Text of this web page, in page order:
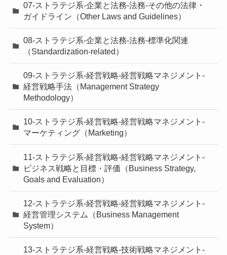
07-ストラテジ系-企業と法務-法務-その他の法律・
ガイドライン（Other Laws and Guidelines）
08-ストラテジ系-企業と法務-法務-標準化関連
（Standardization-related）
09-ストラテジ系-経営戦略-経営戦略マネジメント-
経営戦略手法（Management Strategy
Methodology）
10-ストラテジ系-経営戦略-経営戦略マネジメント-
マーケティング（Marketing）
11-ストラテジ系-経営戦略-経営戦略マネジメント-
ビジネス戦略と目標・評価（Business Strategy,
Goals and Evaluation）
12-ストラテジ系-経営戦略-経営戦略マネジメント-
経営管理システム（Business Management
System）
13-ストラテジ系-経営戦略-技術戦略マネジメント-